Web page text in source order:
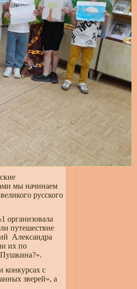
мы начинаем
русского
путешествие
Александра
их по
Пушкина?».
конкурсах с
зверей», а